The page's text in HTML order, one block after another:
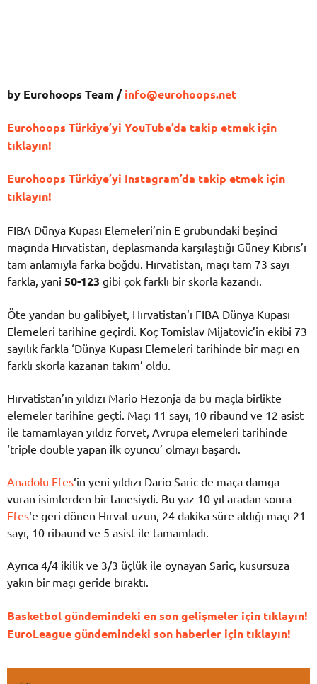
by Eurohoops Team /info@eurohoops.net
Eurohoops Türkiye’yi YouTube’da takip etmek için
tıklayın!
Eurohoops Türkiye’yi Instagram’da takip etmek için
tıklayın!
FIBA Dünya Kupası Elemeleri’nin E grubundaki beşinci
maçında Hırvatistan, deplasmanda karşılaştığı Güney Kıbrıs’ı
tam anlamıyla farka boğdu. Hırvatistan, maçı tam 73 sayı
farkla, yani 50-123 gibi çok farklı bir skorla kazandı.
Öte yandan bu galibiyet, Hırvatistan’ı FIBA Dünya Kupası
Elemeleri tarihine geçirdi. Koç Tomislav Mijatovic’in ekibi 73
sayılık farkla ‘Dünya Kupası Elemeleri tarihinde bir maçı en
farklı skorla kazanan takım’ oldu.
Hırvatistan’ın yıldızı Mario Hezonja da bu maçla birlikte
elemeler tarihine geçti. Maçı 11 sayı, 10 ribaund ve 12 asist
ile tamamlayan yıldız forvet, Avrupa elemeleri tarihinde
‘triple double yapan ilk oyuncu’ olmayı başardı.
Anadolu Efes‘in yeni yıldızı Dario Saric de maça damga
vuran isimlerden bir tanesiydi. Bu yaz 10 yıl aradan sonra
Efes‘e geri dönen Hırvat uzun, 24 dakika süre aldığı maçı 21
sayı, 10 ribaund ve 5 asist ile tamamladı.
Ayrıca 4/4 ikilik ve 3/3 üçlük ile oynayan Saric, kusursuza
yakın bir maçı geride bıraktı.
Basketbol gündemindeki en son gelişmeler için tıklayın!
EuroLeague gündemindeki son haberler için tıklayın!